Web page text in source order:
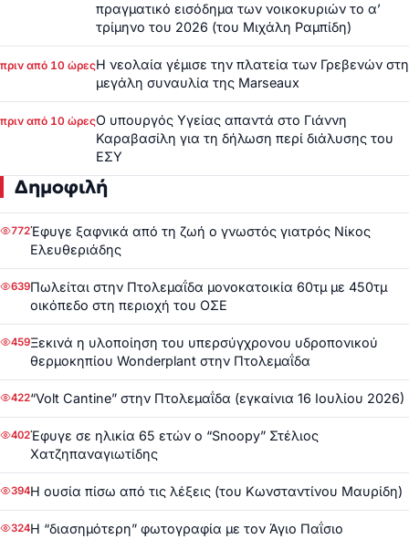
πραγματικό εισόδημα των νοικοκυριών το α’
τρίμηνο του 2026 (του Μιχάλη Ραμπίδη)
πριν από 10 ώρεςΗ νεολαία γέμισε την πλατεία των Γρεβενών στη
μεγάλη συναυλία της Marseaux
πριν από 10 ώρεςΟ υπουργός Υγείας απαντά στο Γιάννη
Καραβασίλη για τη δήλωση περί διάλυσης του
ΕΣΥ
Δημοφιλή
772Έφυγε ξαφνικά από τη ζωή ο γνωστός γιατρός Νίκος
Ελευθεριάδης
639Πωλείται στην Πτολεμαΐδα μονοκατοικία 60τμ με 450τμ
οικόπεδο στη περιοχή του ΟΣΕ
459Ξεκινά η υλοποίηση του υπερσύγχρονου υδροπονικού
θερμοκηπίου Wonderplant στην Πτολεμαΐδα
422“Volt Cantine” στην Πτολεμαΐδα (εγκαίνια 16 Ιουλίου 2026)
402Έφυγε σε ηλικία 65 ετών ο “Snoopy” Στέλιος
Χατζηπαναγιωτίδης
394Η ουσία πίσω από τις λέξεις (του Κωνσταντίνου Μαυρίδη)
324Η “διασημότερη” φωτογραφία με τον Άγιο Παΐσιο